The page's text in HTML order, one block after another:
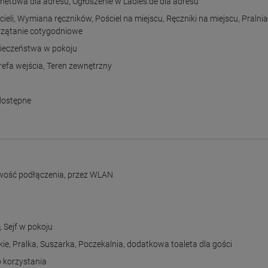
,Wymiana ręczników, Pościel na miejscu, Ręczniki na miejscu,
cotygodniowe
w pokoju
wejścia,Teren zewnętrzny
podłączenia, przez WLAN
,Sejf w pokoju
, Pralka,Suszarka, Poczekalnia,dodatkowa toaleta dla gości
korzystania